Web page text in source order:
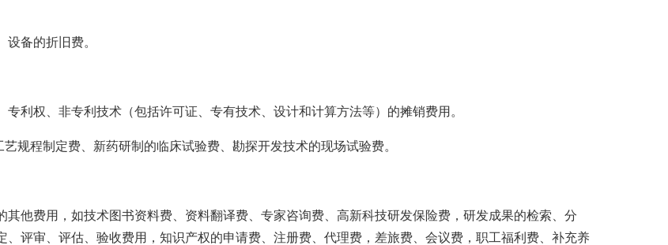
设备的折旧费。
专利权、非专利技术（包括许可证、专有技术、设计和计算方法等）的摊销费用。
规程制定费、新药研制的临床试验费、勘探开发技术的现场试验费。
其他费用，如技术图书资料费、资料翻译费、专家咨询费、高新科技研发保险费，研发成果的检索、分
、评审、评估、验收费用，知识产权的申请费、注册费、代理费，差旅费、会议费，职工福利费、补充养